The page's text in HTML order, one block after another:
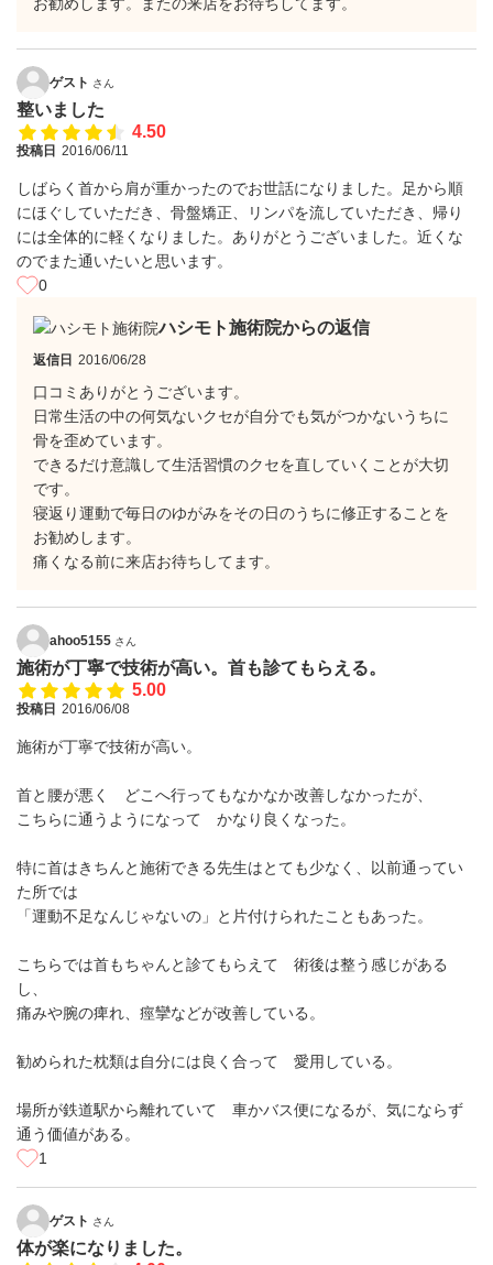
ゲスト さん
整いました
4.50
投稿日 2016/06/11
しばらく首から肩が重かったのでお世話になりました。足から順
にほぐしていただき、骨盤矯正、リンパを流していただき、帰り
には全体的に軽くなりました。ありがとうございました。近くな
のでまた通いたいと思います。
0
ハシモト施術院からの返信
返信日 2016/06/28
口コミありがとうございます。
日常生活の中の何気ないクセが自分でも気がつかないうちに
骨を歪めています。
できるだけ意識して生活習慣のクセを直していくことが大切
です。
寝返り運動で毎日のゆがみをその日のうちに修正することを
お勧めします。
痛くなる前に来店お待ちしてます。
ahoo5155 さん
施術が丁寧で技術が高い。首も診てもらえる。
5.00
投稿日 2016/06/08
施術が丁寧で技術が高い。
首と腰が悪く どこへ行ってもなかなか改善しなかったが、
こちらに通うようになって かなり良くなった。
特に首はきちんと施術できる先生はとても少なく、以前通ってい
た所では
「運動不足なんじゃないの」と片付けられたこともあった。
こちらでは首もちゃんと診てもらえて 術後は整う感じがある
し、
痛みや腕の痺れ、痙攣などが改善している。
勧められた枕類は自分には良く合って 愛用している。
場所が鉄道駅から離れていて 車かバス便になるが、気にならず
通う価値がある。
1
ゲスト さん
体が楽になりました。